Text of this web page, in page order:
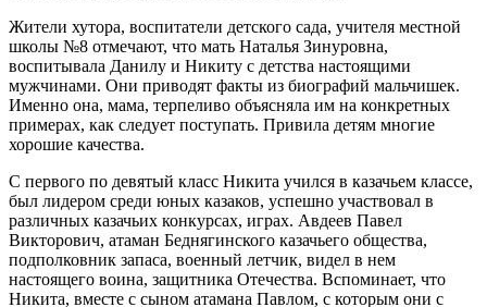
Жители хутора, воспитатели детского сада, учителя местной
школы №8 отмечают, что мать Наталья Зинуровна,
воспитывала Данилу и Никиту с детства настоящими
мужчинами. Они приводят факты из биографий мальчишек.
Именно она, мама, терпеливо объясняла им на конкретных
примерах, как следует поступать. Привила детям многие
хорошие качества.
С первого по девятый класс Никита учился в казачьем классе,
был лидером среди юных казаков, успешно участвовал в
различных казачьих конкурсах, играх. Авдеев Павел
Викторович, атаман Беднягинского казачьего общества,
подполковник запаса, военный летчик, видел в нем
настоящего воина, защитника Отечества. Вспоминает, что
Никита, вместе с сыном атамана Павлом, с которым они с